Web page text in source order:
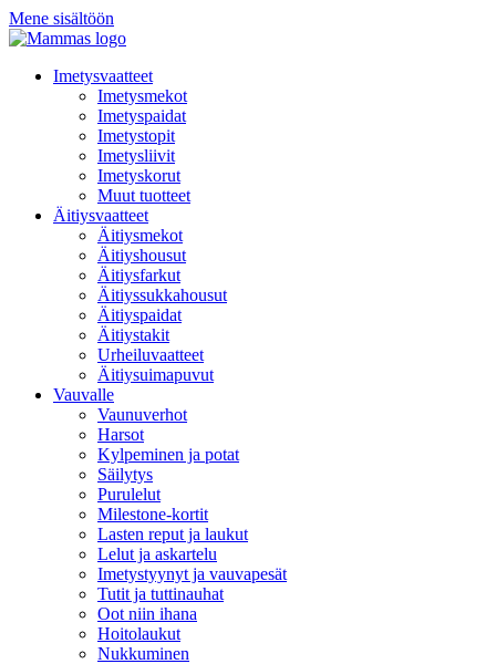
Mene sisältöön
Imetysvaatteet
Imetysmekot
Imetyspaidat
Imetystopit
Imetysliivit
Imetyskorut
Muut tuotteet
Äitiysvaatteet
Äitiysmekot
Äitiyshousut
Äitiysfarkut
Äitiyssukkahousut
Äitiyspaidat
Äitiystakit
Urheiluvaatteet
Äitiysuimapuvut
Vauvalle
Vaunuverhot
Harsot
Kylpeminen ja potat
Säilytys
Purulelut
Milestone-kortit
Lasten reput ja laukut
Lelut ja askartelu
Imetystyynyt ja vauvapesät
Tutit ja tuttinauhat
Oot niin ihana
Hoitolaukut
Nukkuminen